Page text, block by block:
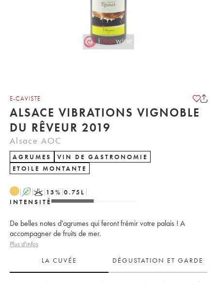
E-CAVISTE
ALSACE VIBRATIONS VIGNOBLE
DU RÊVEUR 2019
Alsace AOC
AGRUMES
VIN DE GASTRONOMIE
ETOILE MONTANTE
A K 13% 0.75 L
INTENSITÉ
De belles notes d'agrumes qui feront frémir votre palais ! A
accompagner de fruits de mer.
Plus d'infos
LA CUVÉE
DÉGUSTATION ET GARDE